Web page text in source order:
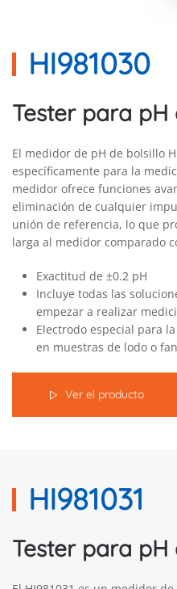
HI981030
Tester para pH
El medidor de pH de bolsillo
específicamente para la
medidor ofrece funciones
eliminación de cualquier
unión de referencia, lo que
larga al medidor comparado
Exactitud de ±0.2 pH
Incluye todas las
empezar a realizar
Electrodo especial para
en muestras de lodo o
Ver el producto
HI981031
Tester para pH